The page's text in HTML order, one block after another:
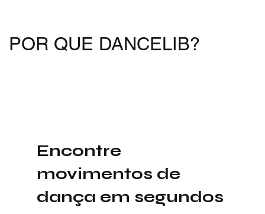
POR QUE DANCELIB?
Encontre
movimentos de
dança em segundos